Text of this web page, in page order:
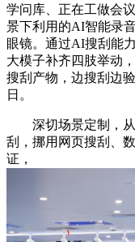
学问库、正在工做会
景下利用的AI智能录
眼镜。通过AI搜刮能
大模子补齐四肢举动
搜刮产物，边搜刮边
日。
深切场景定制，从
刮，挪用网页搜刮、
证，